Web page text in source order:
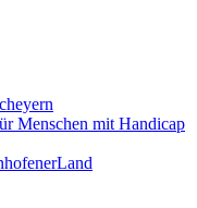
Menschen mit Handicap